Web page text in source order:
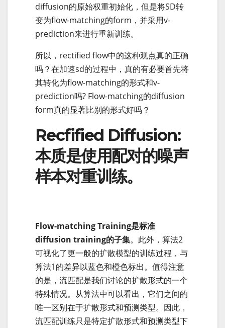
diffusion的原始权重初始化，但是将SD转
变为flow-matching的form，并采用v-
prediction来进行重新训练。
所以，rectified flow中的这种观点真的正确
吗？在加速sd的过程中，真的有必要首先将
其转化为flow-matching的形式和v-
prediction吗? Flow-matching的diffusion
form真的显著比别的形式好吗？
Recfified Diffusion:
本质是使用配对的噪声
样本对重训练。
Flow-matching Training是标准
diffusion training的子集。此外，算法2
可视化了更一般的扩散模型的训练过程，与
算法1的差异以蓝色和橙色标出。值得注意
的是，流匹配是我们讨论的扩散形式的一个
特殊情况。从算法中可以看出，它们之间的
唯一区别在于扩散形式和预测类型。因此，
流匹配训练只是特定扩散形式和预测类型下